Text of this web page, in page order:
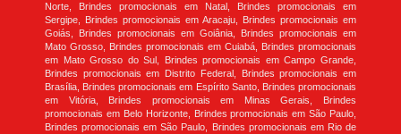
Norte, Brindes promocionais em Natal, Brindes promocionais em
Sergipe, Brindes promocionais em Aracaju, Brindes promocionais em
Goiás, Brindes promocionais em Goiânia, Brindes promocionais em
Mato Grosso, Brindes promocionais em Cuiabá, Brindes promocionais
em Mato Grosso do Sul, Brindes promocionais em Campo Grande,
Brindes promocionais em Distrito Federal, Brindes promocionais em
Brasília, Brindes promocionais em Espírito Santo, Brindes promocionais
em Vitória, Brindes promocionais em Minas Gerais, Brindes
promocionais em Belo Horizonte, Brindes promocionais em São Paulo,
Brindes promocionais em São Paulo, Brindes promocionais em Rio de